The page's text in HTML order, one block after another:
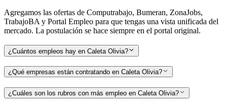
Agregamos las ofertas de Computrabajo, Bumeran, ZonaJobs,
TrabajoBA y Portal Empleo para que tengas una vista unificada del
mercado. La postulación se hace siempre en el portal original.
¿Cuántos empleos hay en Caleta Olivia?
¿Qué empresas están contratando en Caleta Olivia?
¿Cuáles son los rubros con más empleo en Caleta Olivia?